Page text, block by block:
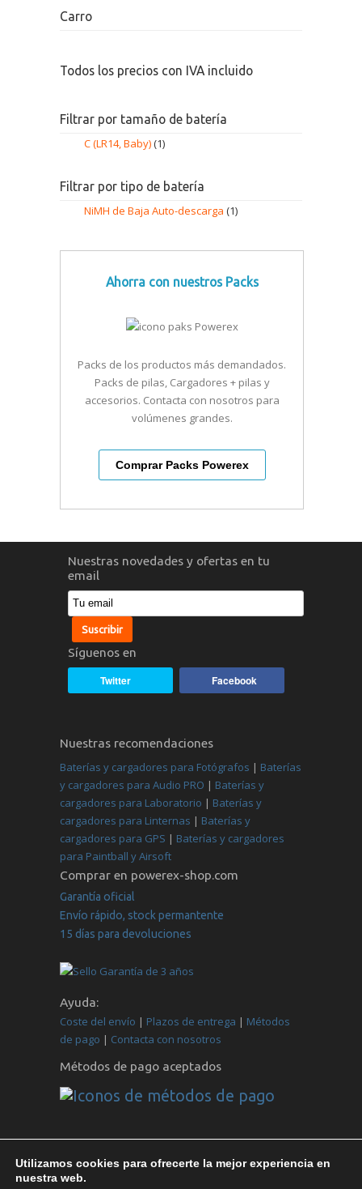
Carro
Todos los precios con IVA incluido
Filtrar por tamaño de batería
C (LR14, Baby)(1)
Filtrar por tipo de batería
NiMH de Baja Auto-descarga (1)
Ahorra con nuestros Packs
Packs de los productos más demandados.
Packs de pilas, Cargadores + pilas y
accesorios. Contacta con nosotros para
volúmenes grandes.
Comprar Packs Powerex
Nuestras novedades y ofertas en tu
email
Síguenos en
Twitter
Facebook
Nuestras recomendaciones
Baterías y cargadores para Fotógrafos | Baterías
y cargadores para Audio PRO | Baterías y
cargadores para Laboratorio | Baterías y
cargadores para Linternas | Baterías y
cargadores para GPS | Baterías y cargadores
para Paintball y Airsoft
Comprar en powerex-shop.com
Garantía oficial
Envío rápido, stock permantente
15 días para devoluciones
Ayuda:
Coste del envío | Plazos de entrega | Métodos
de pago | Contacta con nosotros
Métodos de pago aceptados
© CMC VYRECO SL| Juan Bautista Llorens 109B |
12540 Villarreal - España
Utilizamos cookies para ofrecerte la mejor experiencia en
nuestra web.